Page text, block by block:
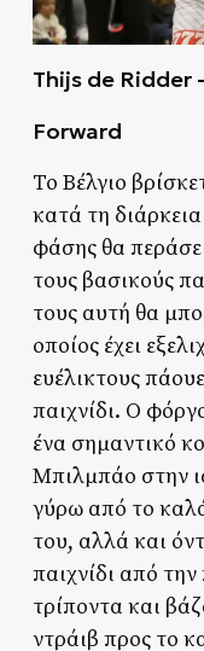
Thijs de Ridder
Forward
Το Βέλγιο
κατά τη
φάσης θα
τους βασικούς
τους αυτή θα
οποίος έχει
ευέλικτους
παιχνίδι. Ο
ένα σημαντικό
Μπιλμπάο στην
γύρω από το
του, αλλά και
παιχνίδι από
τρίποντα και
ντράιβ προς το